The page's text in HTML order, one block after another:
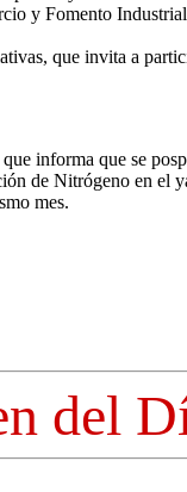
y Fomento
que invita a
informa que se
de Nitrógeno en el
mes.
del